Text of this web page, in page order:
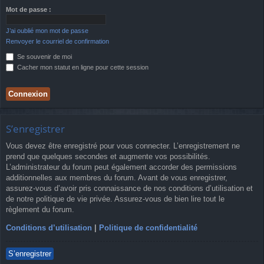
Mot de passe :
J’ai oublié mon mot de passe
Renvoyer le courriel de confirmation
Se souvenir de moi
Cacher mon statut en ligne pour cette session
S’enregistrer
Vous devez être enregistré pour vous connecter. L’enregistrement ne
prend que quelques secondes et augmente vos possibilités.
L’administrateur du forum peut également accorder des permissions
additionnelles aux membres du forum. Avant de vous enregistrer,
assurez-vous d’avoir pris connaissance de nos conditions d’utilisation et
de notre politique de vie privée. Assurez-vous de bien lire tout le
règlement du forum.
Conditions d’utilisation | Politique de confidentialité
S’enregistrer